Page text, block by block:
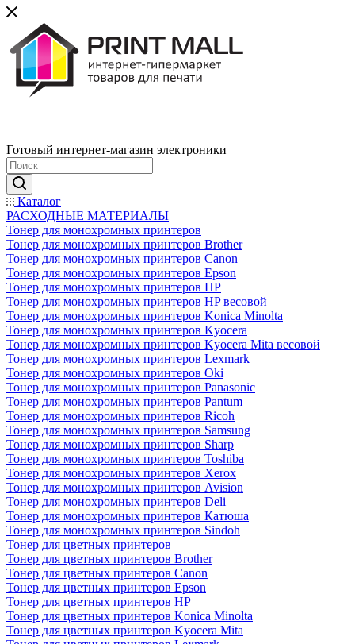
Готовый интернет-магазин электроники
Каталог
РАСХОДНЫЕ МАТЕРИАЛЫ
Тонер для монохромных принтеров
Тонер для монохромных принтеров Brother
Тонер для монохромных принтеров Canon
Тонер для монохромных принтеров Epson
Тонер для монохромных принтеров HP
Тонер для монохромных принтеров HP весовой
Тонер для монохромных принтеров Konica Minolta
Тонер для монохромных принтеров Kyocera
Тонер для монохромных принтеров Kyocera Mita весовой
Тонер для монохромных принтеров Lexmark
Тонер для монохромных принтеров Oki
Тонер для монохромных принтеров Panasonic
Тонер для монохромных принтеров Pantum
Тонер для монохромных принтеров Ricoh
Тонер для монохромных принтеров Samsung
Тонер для монохромных принтеров Sharp
Тонер для монохромных принтеров Toshiba
Тонер для монохромных принтеров Xerox
Тонер для монохромных принтеров Avision
Тонер для монохромных принтеров Deli
Тонер для монохромных принтеров Катюша
Тонер для монохромных принтеров Sindoh
Тонер для цветных принтеров
Тонер для цветных принтеров Brother
Тонер для цветных принтеров Canon
Тонер для цветных принтеров Epson
Тонер для цветных принтеров HP
Тонер для цветных принтеров Konica Minolta
Тонер для цветных принтеров Kyocera Mita